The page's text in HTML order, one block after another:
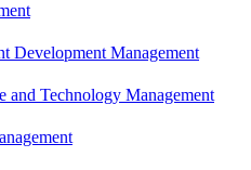
Development Management
and Technology Management